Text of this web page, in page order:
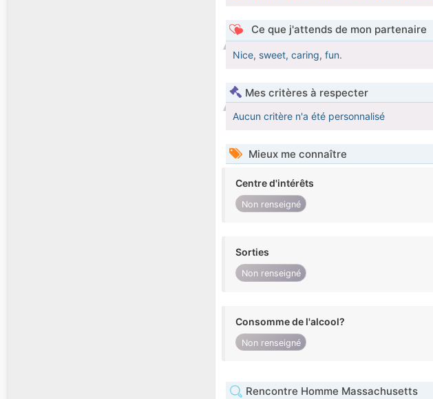
Ce que j'attends de mon partenaire
Nice, sweet, caring, fun.
Mes critères à respecter
Aucun critère n'a été personnalisé
Mieux me connaître
Centre d'intérêts
Non renseigné
Sorties
Non renseigné
Consomme de l'alcool?
Non renseigné
Rencontre Homme Massachusetts